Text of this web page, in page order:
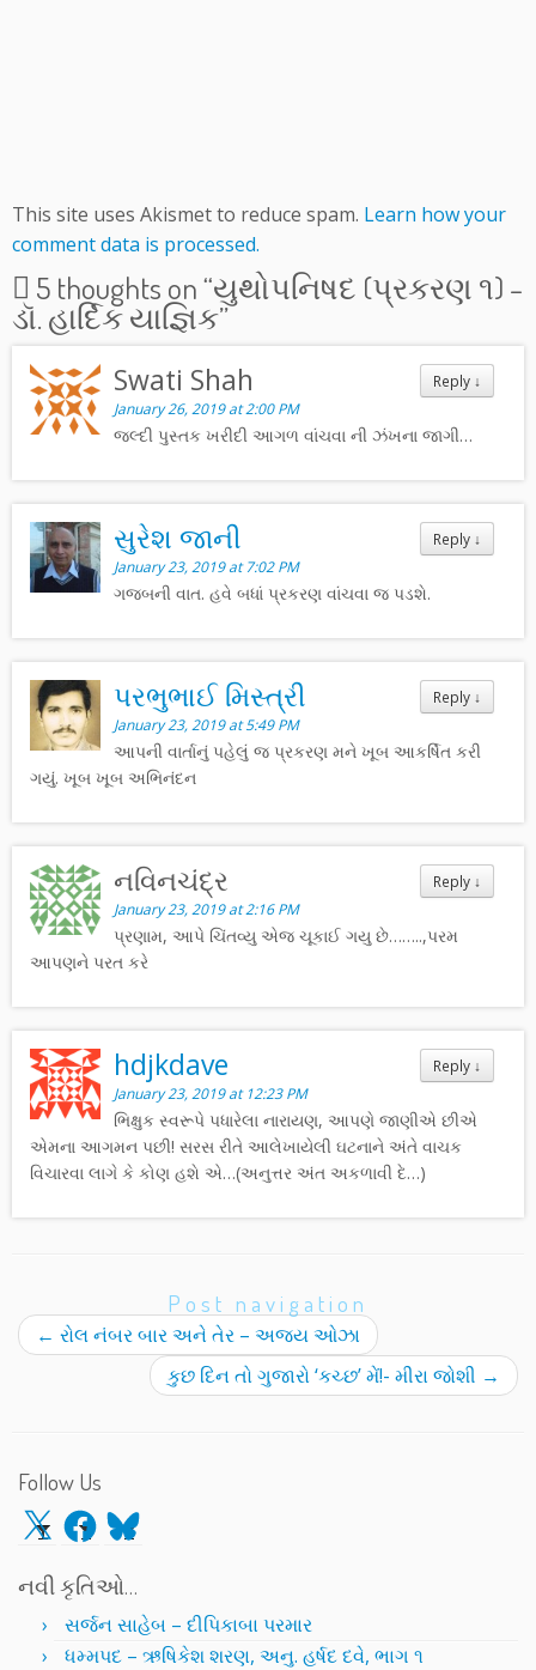
This site uses Akismet to reduce spam. Learn how your
comment data is processed.
5 thoughts on “યુથોપનિષદ (પ્રકરણ ૧) –
ડૉ. હાર્દિક યાજ્ઞિક”
Reply ↓
Swati Shah
January 26, 2019 at 2:00 PM
જલ્દી પુસ્તક ખરીદી આગળ વાંચવા ની ઝંખના જાગી…
Reply ↓
સુરેશ જાની
January 23, 2019 at 7:02 PM
ગજબની વાત. હવે બધાં પ્રકરણ વાંચવા જ પડશે.
Reply ↓
પરભુભાઈ મિસ્ત્રી
January 23, 2019 at 5:49 PM
આપની વાર્તાનું પહેલું જ પ્રકરણ મને ખૂબ આકર્ષિત કરી
ગયું. ખૂબ ખૂબ અભિનંદન
Reply ↓
નવિનચંદ્ર
January 23, 2019 at 2:16 PM
પ્રણામ, આપે ચિંતવ્યુ એજ ચૂકાઈ ગયુ છે……..,પરમ
આપણને પરત કરે
Reply ↓
hdjkdave
January 23, 2019 at 12:23 PM
ભિક્ષુક સ્વરૂપે પધારેલા નારાયણ, આપણે જાણીએ છીએ
એમના આગમન પછી! સરસ રીતે આલેખાયેલી ઘટનાને અંતે વાચક
વિચારવા લાગે કે કોણ હશે એ…(અનુત્તર અંત અકળાવી દે…)
Post navigation
← રોલ નંબર બાર અને તેર – અજય ઓઝા
કુછ દિન તો ગુજારો ‘કચ્છ’ મેં!- મીરા જોશી →
Follow Us
X Facebook
Bluesky
નવી કૃતિઓ…
સર્જન સાહેબ – દીપિકાબા પરમાર
ધમ્મપદ – ઋષિકેશ શરણ, અનુ. હર્ષદ દવે, ભાગ ૧